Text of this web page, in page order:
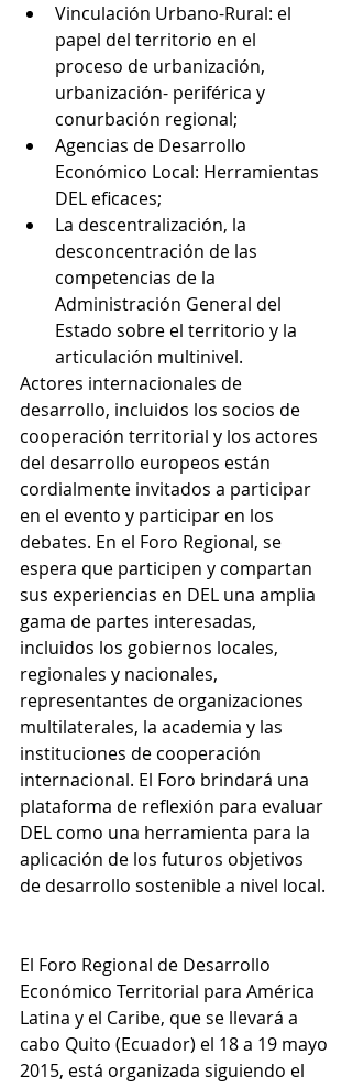
Vinculación Urbano-Rural: el
papel del territorio en el
proceso de urbanización,
urbanización- periférica y
conurbación regional;
Agencias de Desarrollo
Económico Local: Herramientas
DEL eficaces;
La descentralización, la
desconcentración de las
competencias de la
Administración General del
Estado sobre el territorio y la
articulación multinivel.
Actores internacionales de
desarrollo, incluidos los socios de
cooperación territorial y los actores
del desarrollo europeos están
cordialmente invitados a participar
en el evento y participar en los
debates. En el Foro Regional, se
espera que participen y compartan
sus experiencias en DEL una amplia
gama de partes interesadas,
incluidos los gobiernos locales,
regionales y nacionales,
representantes de organizaciones
multilaterales, la academia y las
instituciones de cooperación
internacional. El Foro brindará una
plataforma de reflexión para evaluar
DEL como una herramienta para la
aplicación de los futuros objetivos
de desarrollo sostenible a nivel local.
El Foro Regional de Desarrollo
Económico Territorial para América
Latina y el Caribe, que se llevará a
cabo Quito (Ecuador) el 18 a 19 mayo
2015, está organizada siguiendo el